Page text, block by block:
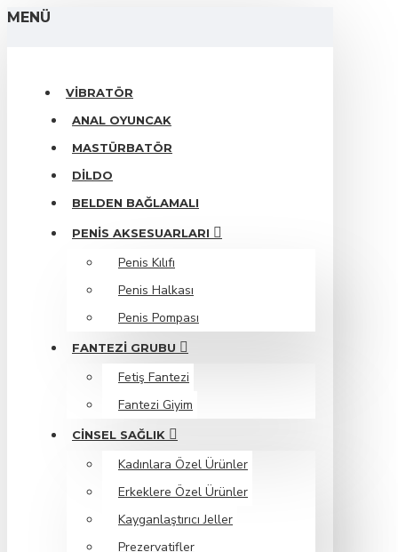
MENÜ
VIBRATÖR
ANAL OYUNCAK
MASTÜRBATÖR
DILDO
BELDEN BAĞLAMALI
PENIS AKSESUARLARI
Penis Kılıfı
Penis Halkası
Penis Pompası
FANTEZI GRUBU
Fetiş Fantezi
Fantezi Giyim
CINSEL SAĞLIK
Kadınlara Özel Ürünler
Erkeklere Özel Ürünler
Kayganlaştırıcı Jeller
Prezervatifler